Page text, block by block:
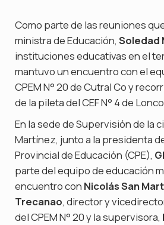
Como parte de las reuniones
ministra de Educación, Soledad
instituciones educativas en el
mantuvo un encuentro con el
CPEM N° 20 de Cutral Co y
de la pileta del CEF N° 4 de
En la sede de Supervisión de la
Martínez, junto a la presidenta
Provincial de Educación (CPE),
parte del equipo de educación
encuentro con Nicolás San
Trecanao, director y
del CPEM N° 20 y la supervisora,